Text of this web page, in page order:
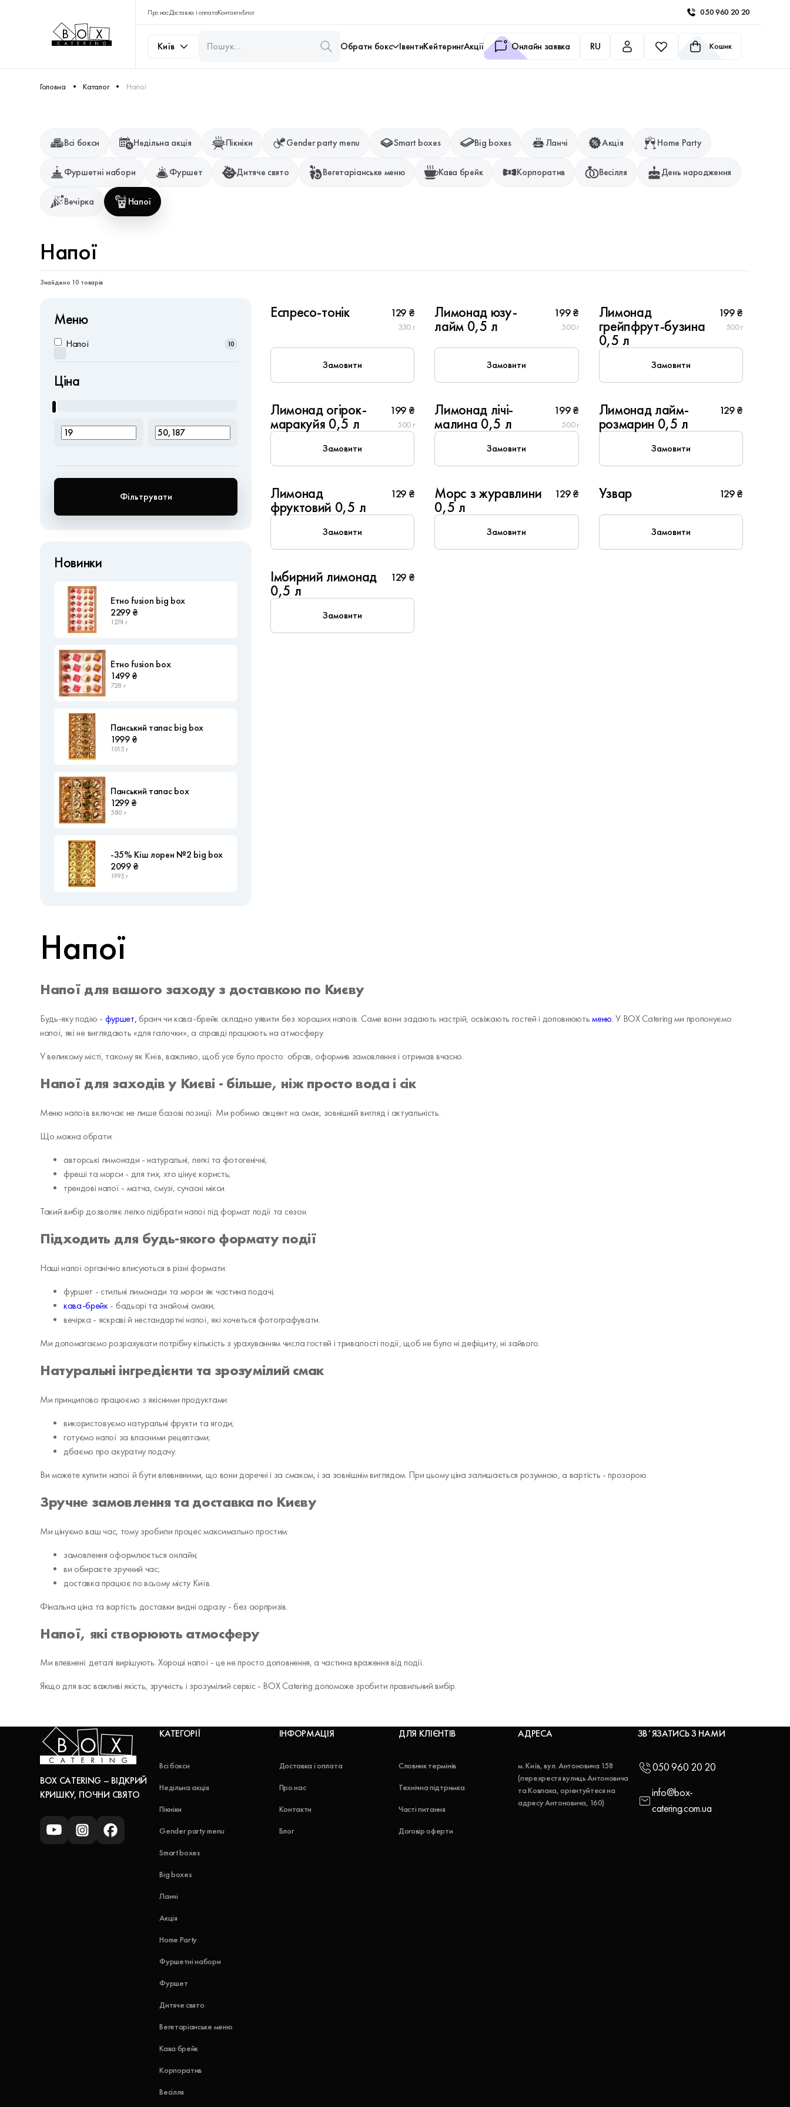
Про насДоставка і оплатаКонтактиБлог 050 960 20 20
Київ Обрати бокс ІвентиКейтерингАкції Онлайн заявка RU Кошик
Головна Каталог Напої
Всі бокси Недільна акція Пікніки Gender party menu Smart boxes Big boxes Ланчі Акція Home Party
Фуршетні набори Фуршет Дитяче свято Вегетаріанське меню Кава брейк Корпоратив Весілля День народження
Вечірка Напої
Напої
Знайдено 10 товарів
Меню
Напої 10
Ціна
Фільтрувати
Еспресо-тонік 129 ₴
330 г
Замовити
New
Лимонад юзу-
лайм 0,5 л
199 ₴
500 г
Замовити
New
Лимонад
грейпфрут-бузина
0,5 л
199 ₴
500 г
Замовити
New
2
Лимонад огірок-
маракуйя 0,5 л
199 ₴
500 г
Замовити
New
2
Лимонад лічі-
малина 0,5 л
199 ₴
500 г
Замовити
Лимонад лайм-
розмарин 0,5 л
129 ₴
Замовити
Лимонад
фруктовий 0,5 л
129 ₴
Замовити
Морс з журавлини
0,5 л
129 ₴
Замовити
Узвар 129 ₴
Замовити
Імбирний лимонад
0,5 л
129 ₴
Замовити
Новинки
Етно fusion big box
2299 ₴
1274 г
Етно fusion box
1499 ₴
728 г
Панський тапас big box
1999 ₴
1015 г
Панський тапас box
1299 ₴
580 г
-35% Кіш лорен №2 big box
2099 ₴
1995 г
Напої
Напої для вашого заходу з доставкою по Києву
Будь-яку подію - фуршет,бранч чи кава-брейк складно уявити без хороших напоїв. Саме вони задають настрій, освіжають гостей і доповнюютьменю. У BOX Catering ми пропонуємо
напої, які не виглядають «для галочки», а справді працюють на атмосферу.
У великому місті, такому як Київ, важливо, щоб усе було просто: обрав, оформив замовлення і отримав вчасно.
Напої для заходів у Києві - більше, ніж просто вода і сік
Меню напоїв включає не лише базові позиції. Ми робимо акцент на смак, зовнішній вигляд і актуальність.
Що можна обрати:
авторські лимонади - натуральні, легкі та фотогенічні;
фреші та морси - для тих, хто цінує користь;
трендові напої - матча, смузі, сучасні мікси.
Такий вибір дозволяє легко підібрати напої під формат події та сезон.
Підходить для будь-якого формату події
Наші напої органічно вписуються в різні формати:
фуршет - стильні лимонади та морси як частина подачі;
кава-брейк - бадьорі та знайомі смаки;
вечірка - яскраві й нестандартні напої, які хочеться фотографувати.
Ми допомагаємо розрахувати потрібну кількість з урахуванням числа гостей і тривалості події, щоб не було ні дефіциту, ні зайвого.
Натуральні інгредієнти та зрозумілий смак
Ми принципово працюємо з якісними продуктами:
використовуємо натуральні фрукти та ягоди;
готуємо напої за власними рецептами;
дбаємо про акуратну подачу.
Ви можете купити напої й бути впевненими, що вони доречні і за смаком, і за зовнішнім виглядом. При цьому ціна залишається розумною, а вартість - прозорою.
Зручне замовлення та доставка по Києву
Ми цінуємо ваш час, тому зробили процес максимально простим:
замовлення оформлюється онлайн;
ви обираєте зручний час;
доставка працює по всьому місту Київ.
Фінальна ціна та вартість доставки видні одразу - без сюрпризів.
Напої, які створюють атмосферу
Ми впевнені: деталі вирішують. Хороші напої - це не просто доповнення, а частина враження від події.
Якщо для вас важливі якість, зручність і зрозумілий сервіс - BOX Catering допоможе зробити правильний вибір.
BOX CATERING – ВІДКРИЙ
КРИШКУ, ПОЧНИ СВЯТО
КАТЕГОРІЇ
Всі бокси
Недільна акція
Пікніки
Gender party menu
Smart boxes
Big boxes
Ланчі
Акція
Home Party
Фуршетні набори
Фуршет
Дитяче свято
Вегетаріанське меню
Кава брейк
Корпоратив
Весілля
ІНФОРМАЦІЯ
Доставка і оплата
Про нас
Контакти
Блог
ДЛЯ КЛІЄНТІВ
Словник термінів
Технічна підтримка
Часті питання
Договір оферти
АДРЕСА
м. Київ, вул. Антоновича 158
(перехрестя вулиць Антоновича
та Ковпака, орієнтуйтеся на
адресу Антоновича, 160)
ЗВʼЯЗАТИСЬ З НАМИ
050 960 20 20
info@box-
catering.com.ua